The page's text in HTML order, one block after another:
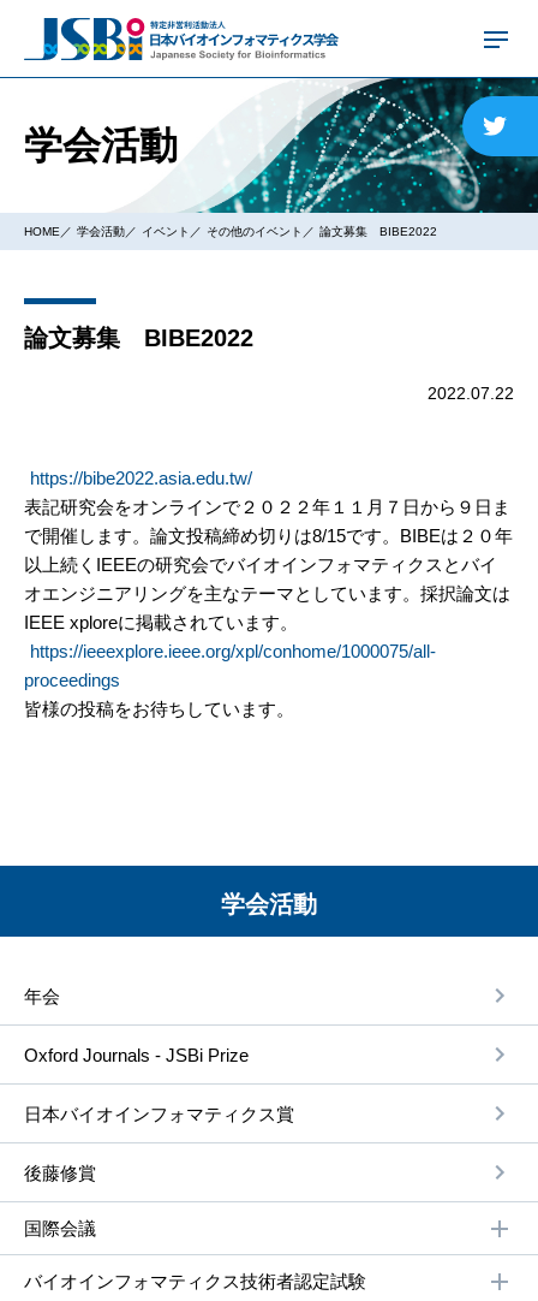
学会活動
HOME 学会活動 イベント その他のイベント 論文募集 BIBE2022
論文募集 BIBE2022
2022.07.22
https://bibe2022.asia.edu.tw/
表記研究会をオンラインで２０２２年１１月７日から９日ま
で開催します。論文投稿締め切りは8/15です。BIBEは２０年
以上続くIEEEの研究会でバイオインフォマティクスとバイ
オエンジニアリングを主なテーマとしています。採択論文は
IEEE xploreに掲載されています。
https://ieeexplore.ieee.org/xpl/conhome/1000075/all-
proceedings
皆様の投稿をお待ちしています。
学会活動
年会
Oxford Journals - JSBi Prize
⽇本バイオインフォマティクス賞
後藤修賞
国際会議
バイオインフォマティクス技術者認定試験